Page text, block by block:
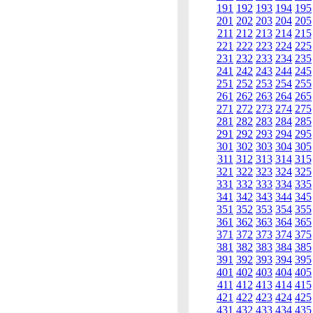
191 192 193 194 195
201 202 203 204 205
211 212 213 214 215
221 222 223 224 225
231 232 233 234 235
241 242 243 244 245
251 252 253 254 255
261 262 263 264 265
271 272 273 274 275
281 282 283 284 285
291 292 293 294 295
301 302 303 304 305
311 312 313 314 315
321 322 323 324 325
331 332 333 334 335
341 342 343 344 345
351 352 353 354 355
361 362 363 364 365
371 372 373 374 375
381 382 383 384 385
391 392 393 394 395
401 402 403 404 405
411 412 413 414 415
421 422 423 424 425
431 432 433 434 435